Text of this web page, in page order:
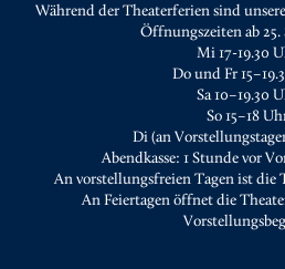
Während der Theaterferien sind
Öffnungszeiten ab 25.
Mi 17-19.30
Do und Fr
Sa 10–19.30
So 15–18
Di (an
Abendkasse: 1 Stunde vor
An vorstellungsfreien Tagen ist die
An Feiertagen öffnet die